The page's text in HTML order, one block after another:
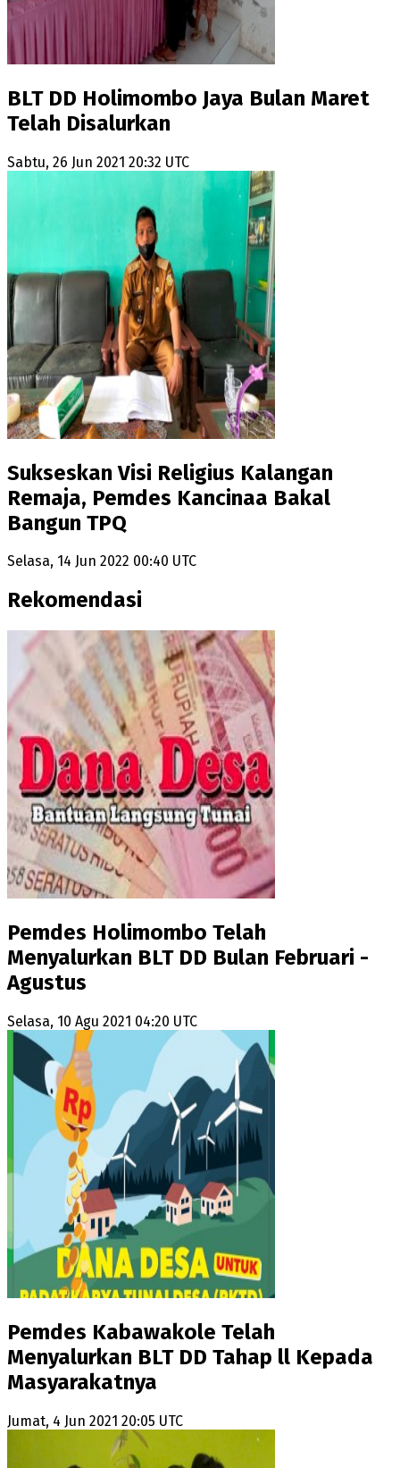
BLT DD Holimombo Jaya Bulan Maret
Telah Disalurkan
Sabtu, 26 Jun 2021 20:32 UTC
Sukseskan Visi Religius Kalangan
Remaja, Pemdes Kancinaa Bakal
Bangun TPQ
Selasa, 14 Jun 2022 00:40 UTC
Rekomendasi
Pemdes Holimombo Telah
Menyalurkan BLT DD Bulan Februari -
Agustus
Selasa, 10 Agu 2021 04:20 UTC
Pemdes Kabawakole Telah
Menyalurkan BLT DD Tahap ll Kepada
Masyarakatnya
Jumat, 4 Jun 2021 20:05 UTC